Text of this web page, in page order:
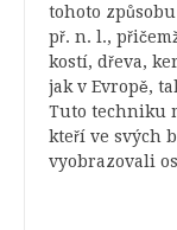
tohoto
př. n. l.,
kostí, dřeva,
jak v Evropě,
Tuto techniku
kteří ve svých
vyobrazovali